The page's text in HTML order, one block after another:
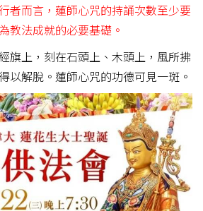
者而言，蓮師心咒的持誦次數至少要
教法成就的必要基礎。
旗上，刻在石頭上、木頭上，風所拂
以解脫。蓮師心咒的功德可見一斑。